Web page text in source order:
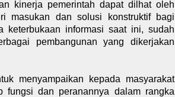
kinerja pemerintah dapat dilhat oleh
masukan dan solusi konstruktif bagi
keterbukaan informasi saat ini, sudah
pembangunan yang dikerjakan
menyampaikan kepada masyarakat
fungsi dan peranannya dalam rangka